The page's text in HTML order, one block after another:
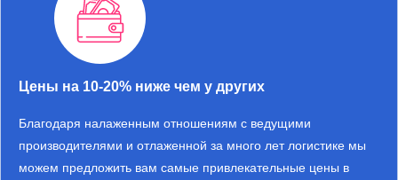
Цены на 10-20% ниже чем у других
Благодаря налаженным отношениям с ведущими
производителями и отлаженной за много лет логистике мы
можем предложить вам самые привлекательные цены в